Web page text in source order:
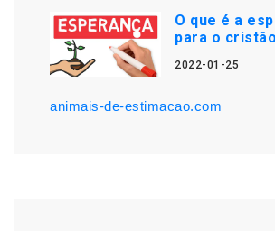
O que é a
para o
2022-01-25
animais-de-estimacao.com